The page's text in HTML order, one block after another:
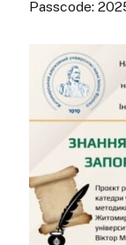
Passcode: